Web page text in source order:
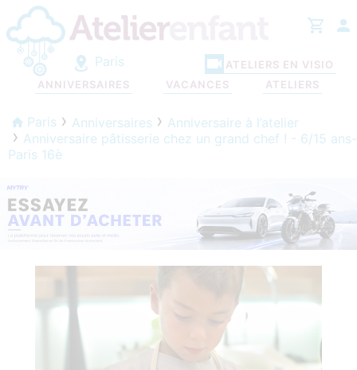
Paris
ANNIVERSAIRES VACANCES ATELIERS
ATELIERS EN VISIO
Paris Anniversaires
Anniversaire à l’atelier
Anniversaire pâtisserie chez un grand chef ! - 6/15 ans-
Paris 16è